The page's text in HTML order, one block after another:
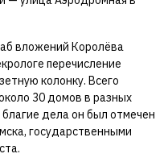
вложений Королёва
перечисление
колонку. Всего
30 домов в разных
дела он был отмечен
государственными